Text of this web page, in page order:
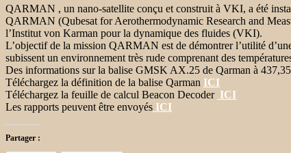
QARMAN , un nano-satellite conçu et construit à VKI, a été
QARMAN (Qubesat for Aerothermodynamic Research and
l’Institut von Karman pour la dynamique des fluides (VKI).
L’objectif de la mission QARMAN est de démontrer l’utilité
subissent un environnement très rude comprenant des
Des informations sur la balise GMSK AX.25 de Qarman à
Téléchargez la définition de la balise Qarman ICI
Téléchargez la feuille de calcul Beacon Decoder ICI
Les rapports peuvent être envoyés ICI
Partager :